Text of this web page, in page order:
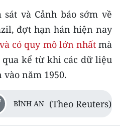
và Tây
và Cảnh báo sớm về
đợt hạn hán hiện nay
có quy mô lớn nhấtmà
kể từ khi các dữ liệu
năm 1950.
BÌNH AN (Theo Reuters)